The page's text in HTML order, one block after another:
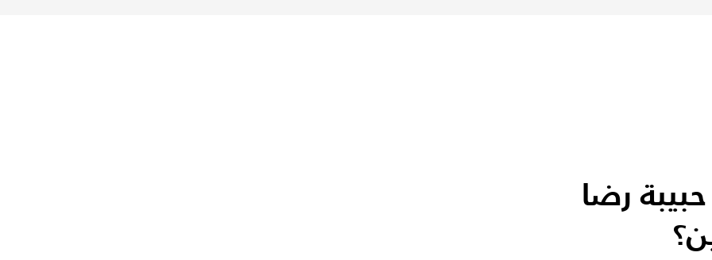
رضا